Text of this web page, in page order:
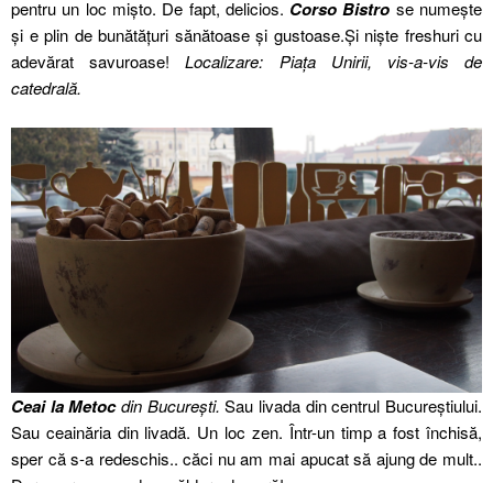
pentru un loc mișto. De fapt, delicios. Corso Bistro se numește
și e plin de bunătățuri sănătoase și gustoase.Și niște freshuri cu
adevărat savuroase!Localizare: Piața Unirii, vis-a-vis de
catedrală.
Ceai la Metocdin București. Sau livada din centrul Bucureștiului.
Sau ceainăria din livadă. Un loc zen. Într-un timp a fost închisă,
sper că s-a redeschis.. căci nu am mai apucat să ajung de mult..